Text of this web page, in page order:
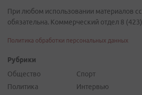
При любом использовании материалов
обязательна. Коммерческий отдел 8
Политика обработки персональных данных
Рубрики
Общество
Политика
Спорт
Интервью